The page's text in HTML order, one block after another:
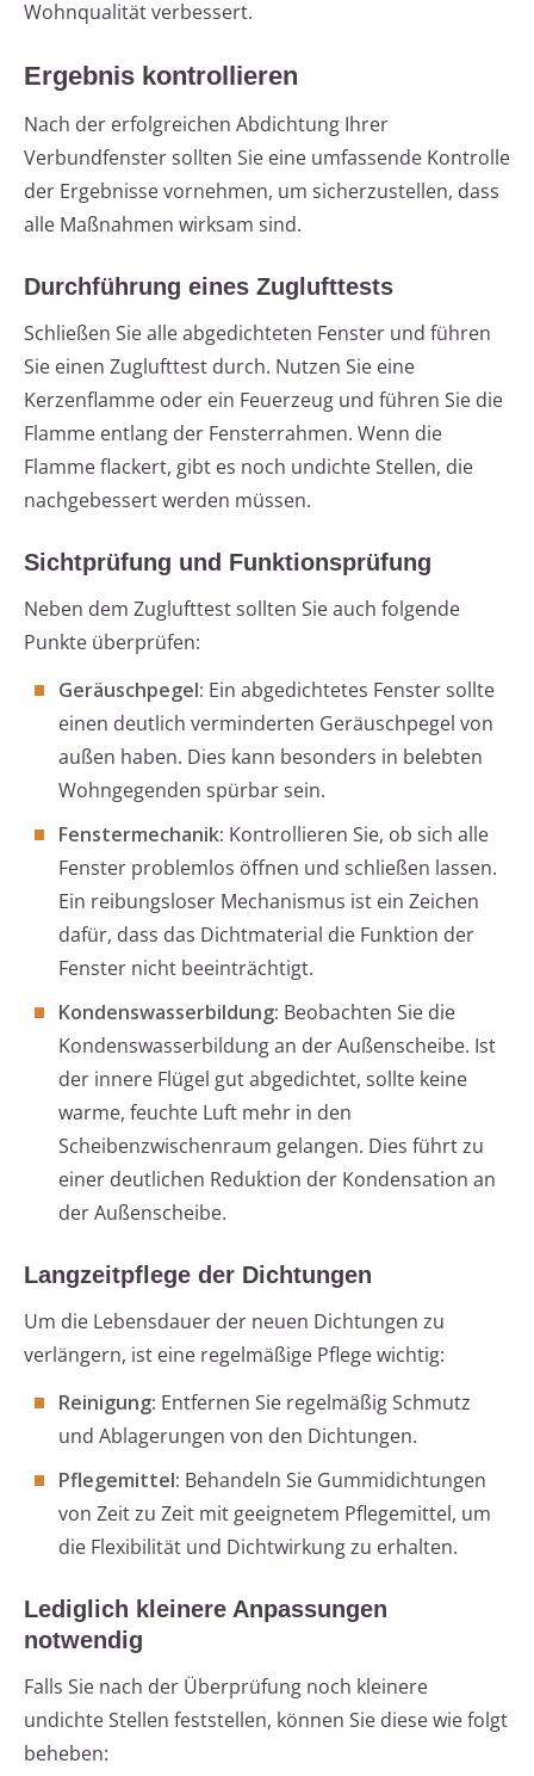
Wohnqualität verbessert.
Ergebnis kontrollieren
Nach der erfolgreichen Abdichtung Ihrer
Verbundfenster sollten Sie eine umfassende Kontrolle
der Ergebnisse vornehmen, um sicherzustellen, dass
alle Maßnahmen wirksam sind.
Durchführung eines Zuglufttests
Schließen Sie alle abgedichteten Fenster und führen
Sie einen Zuglufttest durch. Nutzen Sie eine
Kerzenflamme oder ein Feuerzeug und führen Sie die
Flamme entlang der Fensterrahmen. Wenn die
Flamme flackert, gibt es noch undichte Stellen, die
nachgebessert werden müssen.
Sichtprüfung und Funktionsprüfung
Neben dem Zuglufttest sollten Sie auch folgende
Punkte überprüfen:
Geräuschpegel: Ein abgedichtetes Fenster sollte
einen deutlich verminderten Geräuschpegel von
außen haben. Dies kann besonders in belebten
Wohngegenden spürbar sein.
Fenstermechanik: Kontrollieren Sie, ob sich alle
Fenster problemlos öffnen und schließen lassen.
Ein reibungsloser Mechanismus ist ein Zeichen
dafür, dass das Dichtmaterial die Funktion der
Fenster nicht beeinträchtigt.
Kondenswasserbildung: Beobachten Sie die
Kondenswasserbildung an der Außenscheibe. Ist
der innere Flügel gut abgedichtet, sollte keine
warme, feuchte Luft mehr in den
Scheibenzwischenraum gelangen. Dies führt zu
einer deutlichen Reduktion der Kondensation an
der Außenscheibe.
Langzeitpflege der Dichtungen
Um die Lebensdauer der neuen Dichtungen zu
verlängern, ist eine regelmäßige Pflege wichtig:
Reinigung: Entfernen Sie regelmäßig Schmutz
und Ablagerungen von den Dichtungen.
Pflegemittel: Behandeln Sie Gummidichtungen
von Zeit zu Zeit mit geeignetem Pflegemittel, um
die Flexibilität und Dichtwirkung zu erhalten.
Lediglich kleinere Anpassungen
notwendig
Falls Sie nach der Überprüfung noch kleinere
undichte Stellen feststellen, können Sie diese wie folgt
beheben: